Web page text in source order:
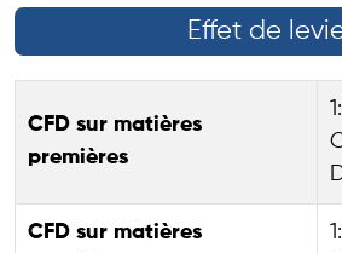
Effet de
CFD sur matières
premières
CFD sur matières